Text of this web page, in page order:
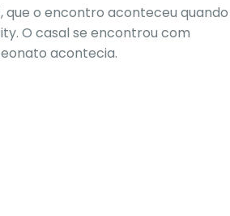
que o encontro aconteceu quando
O casal se encontrou com
acontecia.